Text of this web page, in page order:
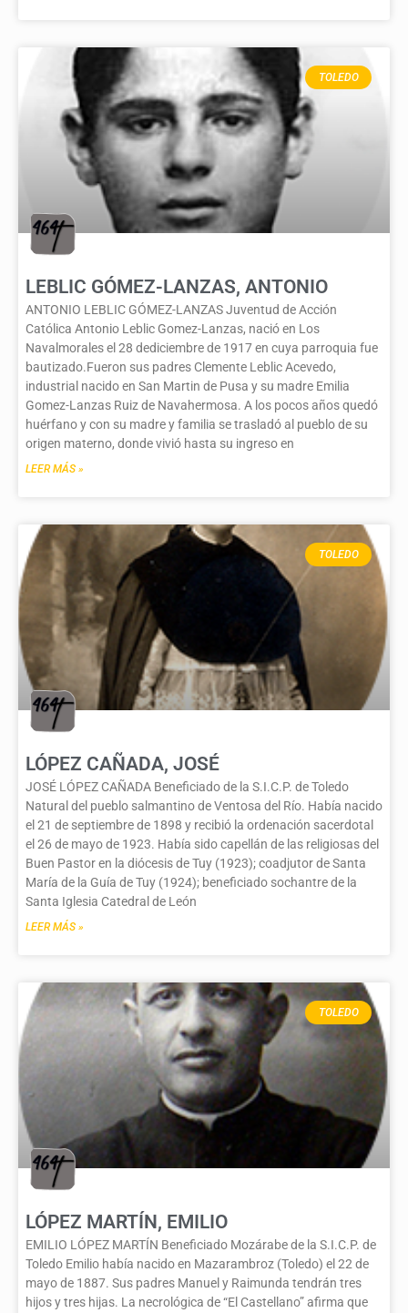
TOLEDO
LEBLIC GÓMEZ-LANZAS, ANTONIO
ANTONIO LEBLIC GÓMEZ-LANZAS Juventud de Acción
Católica Antonio Leblic Gomez-Lanzas, nació en Los
Navalmorales el 28 dediciembre de 1917 en cuya parroquia fue
bautizado.Fueron sus padres Clemente Leblic Acevedo,
industrial nacido en San Martin de Pusa y su madre Emilia
Gomez-Lanzas Ruiz de Navahermosa. A los pocos años quedó
huérfano y con su madre y familia se trasladó al pueblo de su
origen materno, donde vivió hasta su ingreso en
LEER MÁS »
TOLEDO
LÓPEZ CAÑADA, JOSÉ
JOSÉ LÓPEZ CAÑADA Beneficiado de la S.I.C.P. de Toledo
Natural del pueblo salmantino de Ventosa del Río. Había nacido
el 21 de septiembre de 1898 y recibió la ordenación sacerdotal
el 26 de mayo de 1923. Había sido capellán de las religiosas del
Buen Pastor en la diócesis de Tuy (1923); coadjutor de Santa
María de la Guía de Tuy (1924); beneficiado sochantre de la
Santa Iglesia Catedral de León
LEER MÁS »
TOLEDO
LÓPEZ MARTÍN, EMILIO
EMILIO LÓPEZ MARTÍN Beneficiado Mozárabe de la S.I.C.P. de
Toledo Emilio había nacido en Mazarambroz (Toledo) el 22 de
mayo de 1887. Sus padres Manuel y Raimunda tendrán tres
hijos y tres hijas. La necrológica de “El Castellano” afirma que